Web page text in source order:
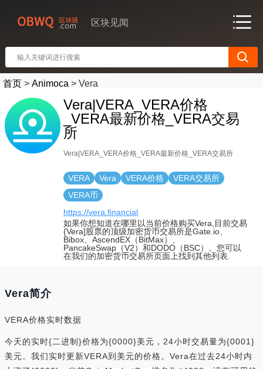
区块见闻
首页 > Animoca > Vera
Vera|VERA_VERA价格
_VERA最新价格_VERA交易
所
Vera|VERA_VERA价格_VERA最新价格_VERA交易所
VERA Vera VERA价格
VERA交易所
VERA币
https://vera.financial
如果你想知道在哪里以当前价格购买Vera,目前交易
{Vera]股票的顶级加密货币交易所是Gate.io、
Bibox、AscendEX（BitMax）、
PancakeSwap（V2）和DODO（BSC）。您可以
在我们的加密货币交易所页面上找到其他列表.
Vera简介
VERA价格实时数据
今天的实时{二进制}价格为{0000}美元，24小时交易量为{0001}
美元。我们实时更新VERA到美元的价格。Vera在过去24小时内